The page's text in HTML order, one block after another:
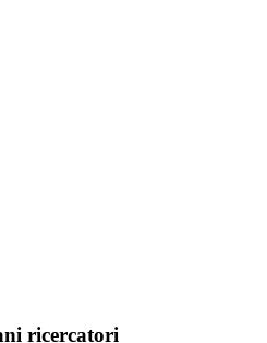
ricercatori